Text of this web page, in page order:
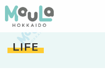
LIFE